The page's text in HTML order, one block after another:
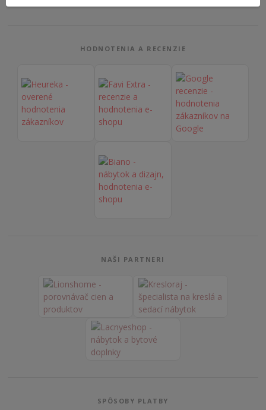
HODNOTENIA A RECENZIE
NAŠI PARTNERI
SPÔSOBY PLATBY